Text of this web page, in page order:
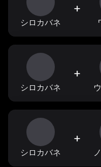
シロカバネ
+
シロカバネ
+
シロカバネ
+